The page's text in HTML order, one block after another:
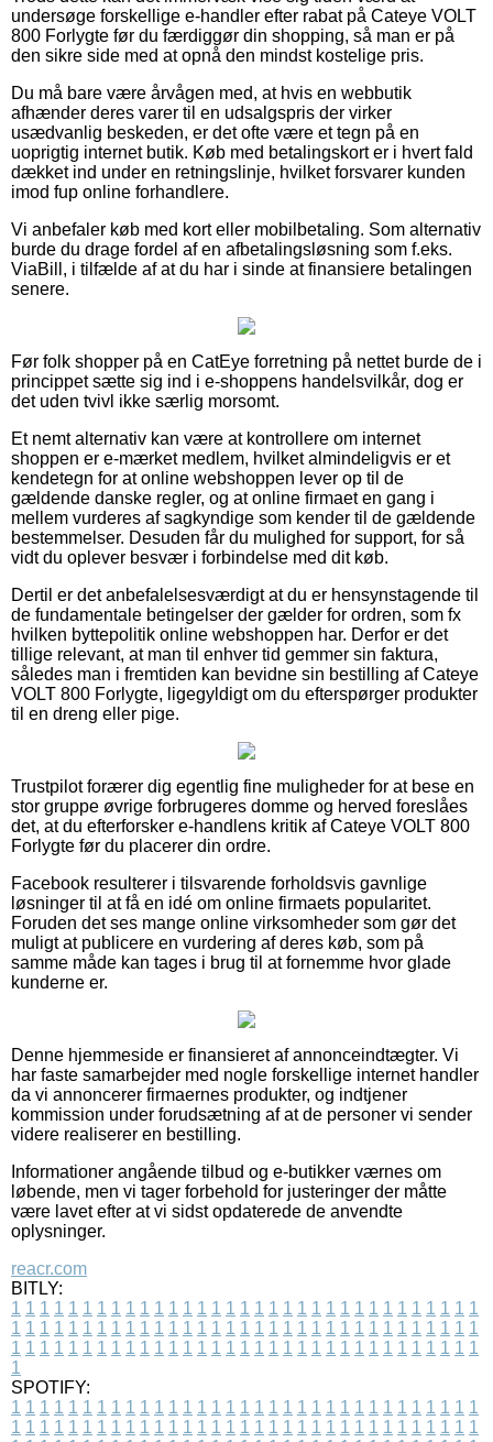
undersøge forskellige e-handler efter rabat på Cateye VOLT
800 Forlygte før du færdiggør din shopping, så man er på
den sikre side med at opnå den mindst kostelige pris.
Du må bare være årvågen med, at hvis en webbutik
afhænder deres varer til en udsalgspris der virker
usædvanlig beskeden, er det ofte være et tegn på en
uoprigtig internet butik. Køb med betalingskort er i hvert fald
dækket ind under en retningslinje, hvilket forsvarer kunden
imod fup online forhandlere.
Vi anbefaler køb med kort eller mobilbetaling. Som alternativ
burde du drage fordel af en afbetalingsløsning som f.eks.
ViaBill, i tilfælde af at du har i sinde at finansiere betalingen
senere.
Før folk shopper på en CatEye forretning på nettet burde de i
princippet sætte sig ind i e-shoppens handelsvilkår, dog er
det uden tvivl ikke særlig morsomt.
Et nemt alternativ kan være at kontrollere om internet
shoppen er e-mærket medlem, hvilket almindeligvis er et
kendetegn for at online webshoppen lever op til de
gældende danske regler, og at online firmaet en gang i
mellem vurderes af sagkyndige som kender til de gældende
bestemmelser. Desuden får du mulighed for support, for så
vidt du oplever besvær i forbindelse med dit køb.
Dertil er det anbefalelsesværdigt at du er hensynstagende til
de fundamentale betingelser der gælder for ordren, som fx
hvilken byttepolitik online webshoppen har. Derfor er det
tillige relevant, at man til enhver tid gemmer sin faktura,
således man i fremtiden kan bevidne sin bestilling af Cateye
VOLT 800 Forlygte, ligegyldigt om du efterspørger produkter
til en dreng eller pige.
Trustpilot forærer dig egentlig fine muligheder for at bese en
stor gruppe øvrige forbrugeres domme og herved foreslåes
det, at du efterforsker e-handlens kritik af Cateye VOLT 800
Forlygte før du placerer din ordre.
Facebook resulterer i tilsvarende forholdsvis gavnlige
løsninger til at få en idé om online firmaets popularitet.
Foruden det ses mange online virksomheder som gør det
muligt at publicere en vurdering af deres køb, som på
samme måde kan tages i brug til at fornemme hvor glade
kunderne er.
Denne hjemmeside er finansieret af annonceindtægter. Vi
har faste samarbejder med nogle forskellige internet handler
da vi annoncerer firmaernes produkter, og indtjener
kommission under forudsætning af at de personer vi sender
videre realiserer en bestilling.
Informationer angående tilbud og e-butikker værnes om
løbende, men vi tager forbehold for justeringer der måtte
være lavet efter at vi sidst opdaterede de anvendte
oplysninger.
reacr.com
BITLY:
1 1 1 1 1 1 1 1 1 1 1 1 1 1 1 1 1 1 1 1 1 1 1 1 1 1 1 1 1 1 1 1 1
1 1 1 1 1 1 1 1 1 1 1 1 1 1 1 1 1 1 1 1 1 1 1 1 1 1 1 1 1 1 1 1 1
1 1 1 1 1 1 1 1 1 1 1 1 1 1 1 1 1 1 1 1 1 1 1 1 1 1 1 1 1 1 1 1 1
1
SPOTIFY:
1 1 1 1 1 1 1 1 1 1 1 1 1 1 1 1 1 1 1 1 1 1 1 1 1 1 1 1 1 1 1 1 1
1 1 1 1 1 1 1 1 1 1 1 1 1 1 1 1 1 1 1 1 1 1 1 1 1 1 1 1 1 1 1 1 1